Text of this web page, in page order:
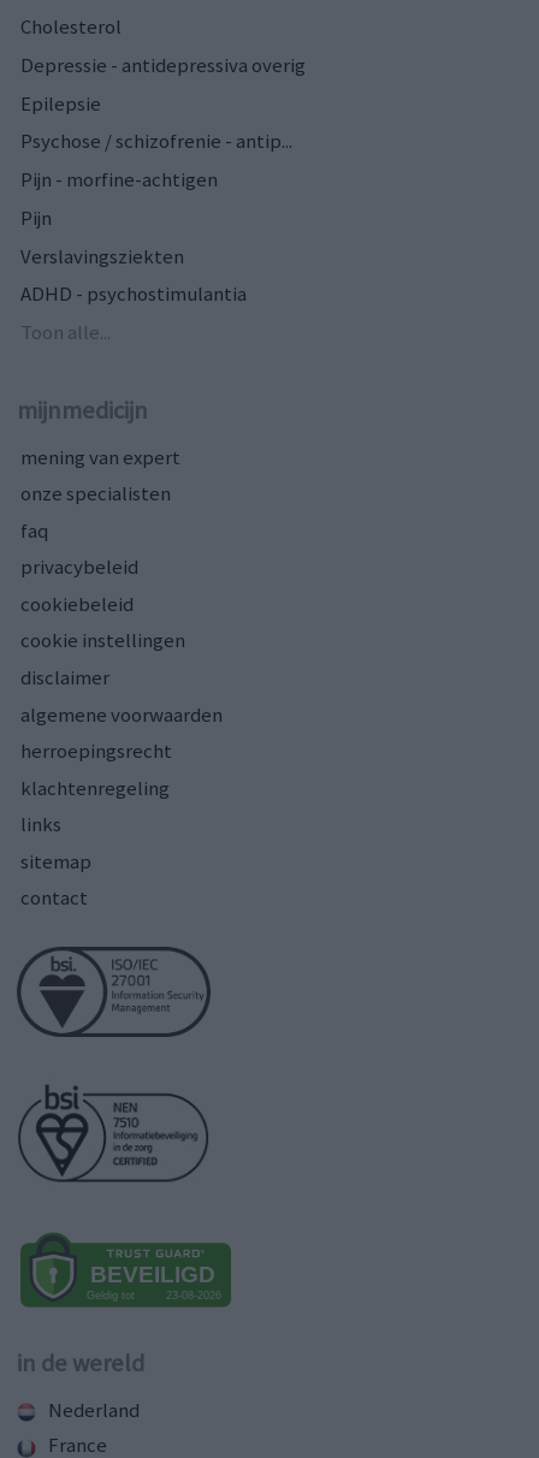
Cholesterol
Depressie - antidepressiva overig
Epilepsie
Psychose / schizofrenie - antip...
Pijn - morfine-achtigen
Pijn
Verslavingsziekten
ADHD - psychostimulantia
Toon alle...
mijnmedicijn
mening van expert
onze specialisten
faq
privacybeleid
cookiebeleid
cookie instellingen
disclaimer
algemene voorwaarden
herroepingsrecht
klachtenregeling
links
sitemap
contact
in de wereld
Nederland
France